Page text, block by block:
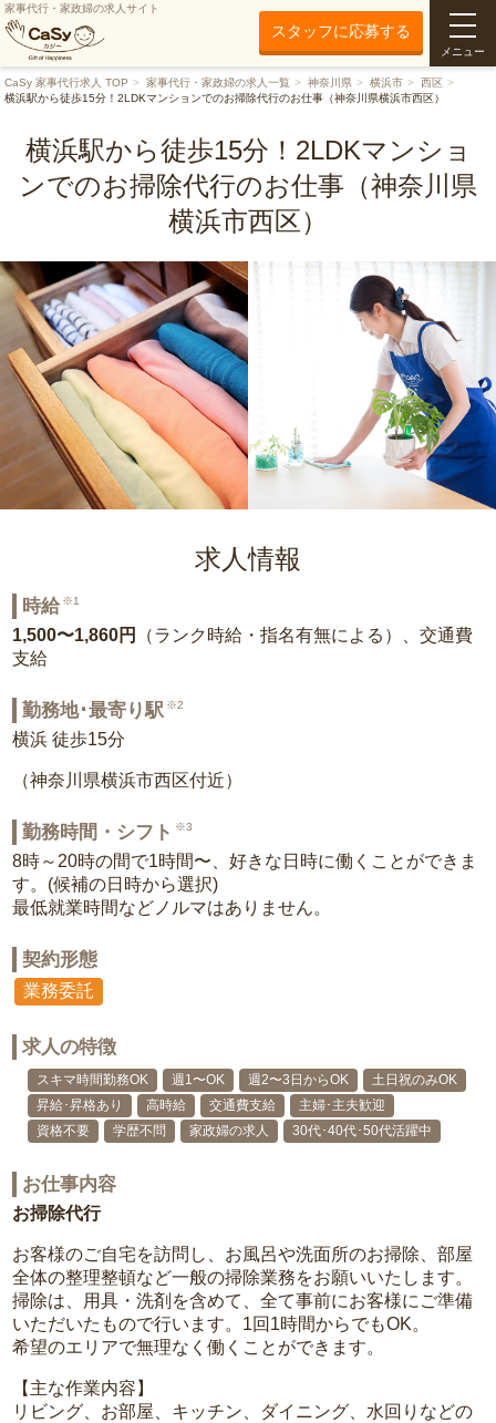
家事代行・家政婦の求人サイト
スタッフに応募する
メニュー
CaSy 家事代行求人 TOP 家事代行・家政婦の求人一覧 神奈川県 横浜市
西区
横浜駅から徒歩15分！2LDKマンションでのお掃除代行のお仕事（神奈川県横浜市西区）
横浜駅から徒歩15分！2LDKマンショ
ンでのお掃除代行のお仕事（神奈川県
横浜市西区）
求人情報
時給 ※1
1,500〜1,860円
（ランク時給・指名有無による）、交通費
支給
勤務地･最寄り駅 ※2
横浜 徒歩15分
（神奈川県横浜市西区付近）
勤務時間・シフト ※3
8時～20時の間で1時間〜、好きな日時に働くことができま
す。(候補の日時から選択)
最低就業時間などノルマはありません。
契約形態
業務委託
求人の特徴
スキマ時間勤務OK 週1〜OK 週2〜3日からOK
土日祝のみOK
昇給･昇格あり
高時給 交通費支給
主婦･主夫歓迎
資格不要
学歴不問 家政婦の求人 30代･40代･50代活躍中
お仕事内容
お掃除代行
お客様のご自宅を訪問し、お風呂や洗面所のお掃除、部屋
全体の整理整頓など一般の掃除業務をお願いいたします。
掃除は、用具・洗剤を含めて、全て事前にお客様にご準備
いただいたもので行います。1回1時間からでもOK。
希望のエリアで無理なく働くことができます。
【主な作業内容】
リビング、お部屋、キッチン、ダイニング、水回りなどの